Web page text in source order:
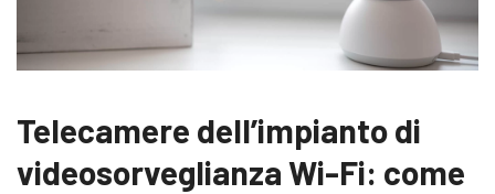
Telecamere dell’impianto di
videosorveglianza Wi-Fi: come